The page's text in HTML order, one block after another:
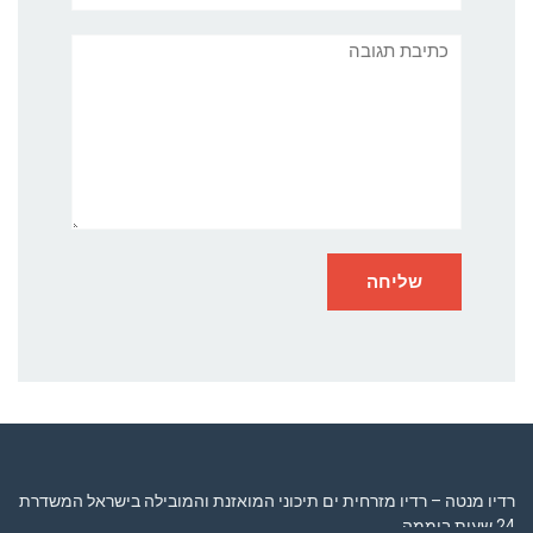
תגובה
רדיו מנטה – רדיו מזרחית ים תיכוני המואזנת והמובילה בישראל המשדרת
24 שעות ביממה,